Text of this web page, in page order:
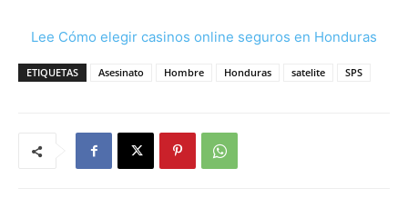
Lee Cómo elegir casinos online seguros en Honduras
ETIQUETAS Asesinato Hombre Honduras satelite SPS